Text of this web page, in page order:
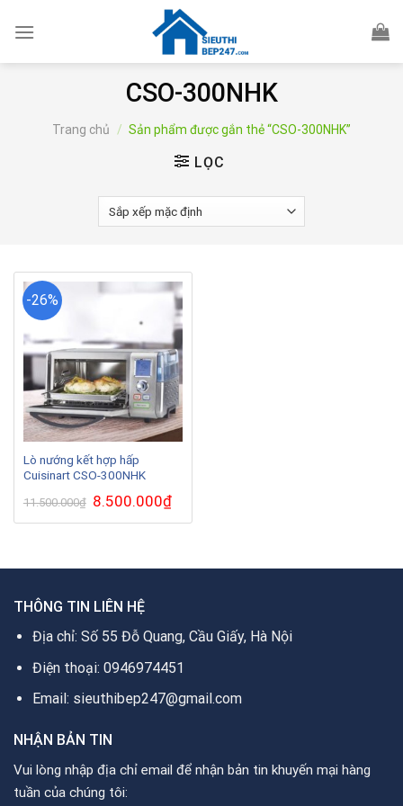
CSO-300NHK
Trang chủ / Sản phẩm được gắn thẻ “CSO-300NHK”
LỌC
-26%
Lò nướng kết hợp hấp
Cuisinart CSO-300NHK
11.500.000₫ Giá
gốc
là:
8.500.000₫Giá
hiện
tại
THÔNG TIN LIÊN HỆ
Địa chỉ: Số 55 Đỗ Quang, Cầu Giấy, Hà Nội
Điện thoại: 0946974451
Email: sieuthibep247@gmail.com
NHẬN BẢN TIN
Vui lòng nhập địa chỉ email để nhận bản tin khuyến mại hàng
tuần của chúng tôi: